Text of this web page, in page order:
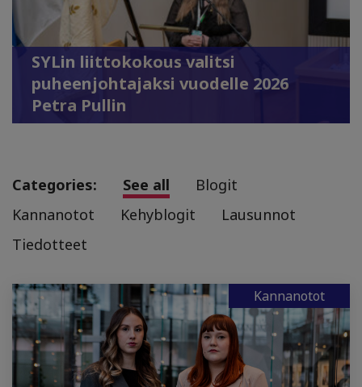
SYLin liittokokous valitsi
puheenjohtajaksi vuodelle 2026
Petra Pullin
Categories: See all
Blogit
Kannanotot
Kehyblogit
Lausunnot
Tiedotteet
Kannanotot